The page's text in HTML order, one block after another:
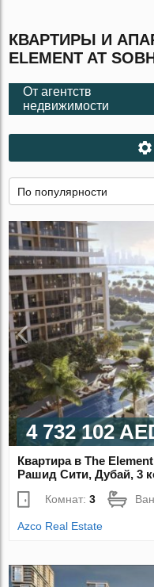
КВАРТИРЫ И
ELEMENT AT
От агентств
недвижимости
По популярности
4 732 102
Квартира в The
Рашид Сити, Дубай, 3
Комнат:3
Azco Real Estate